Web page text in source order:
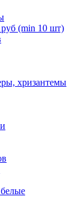
(min 10 шт)
хризантемы